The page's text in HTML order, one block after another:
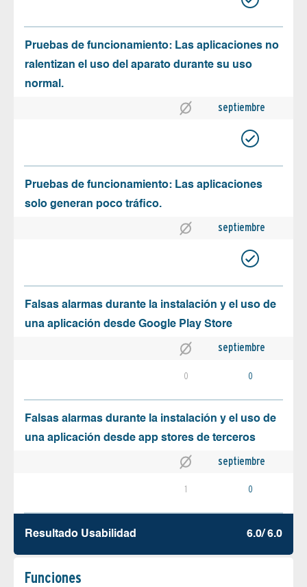
Pruebas de funcionamiento: Las aplicaciones no
ralentizan el uso del aparato durante su uso
normal.
septiembre
Pruebas de funcionamiento: Las aplicaciones
solo generan poco tráfico.
septiembre
Falsas alarmas durante la instalación y el uso de
una aplicación desde Google Play Store
septiembre
0 0
Falsas alarmas durante la instalación y el uso de
una aplicación desde app stores de terceros
septiembre
1 0
Resultado Usabilidad 6.0/ 6.0
Funciones